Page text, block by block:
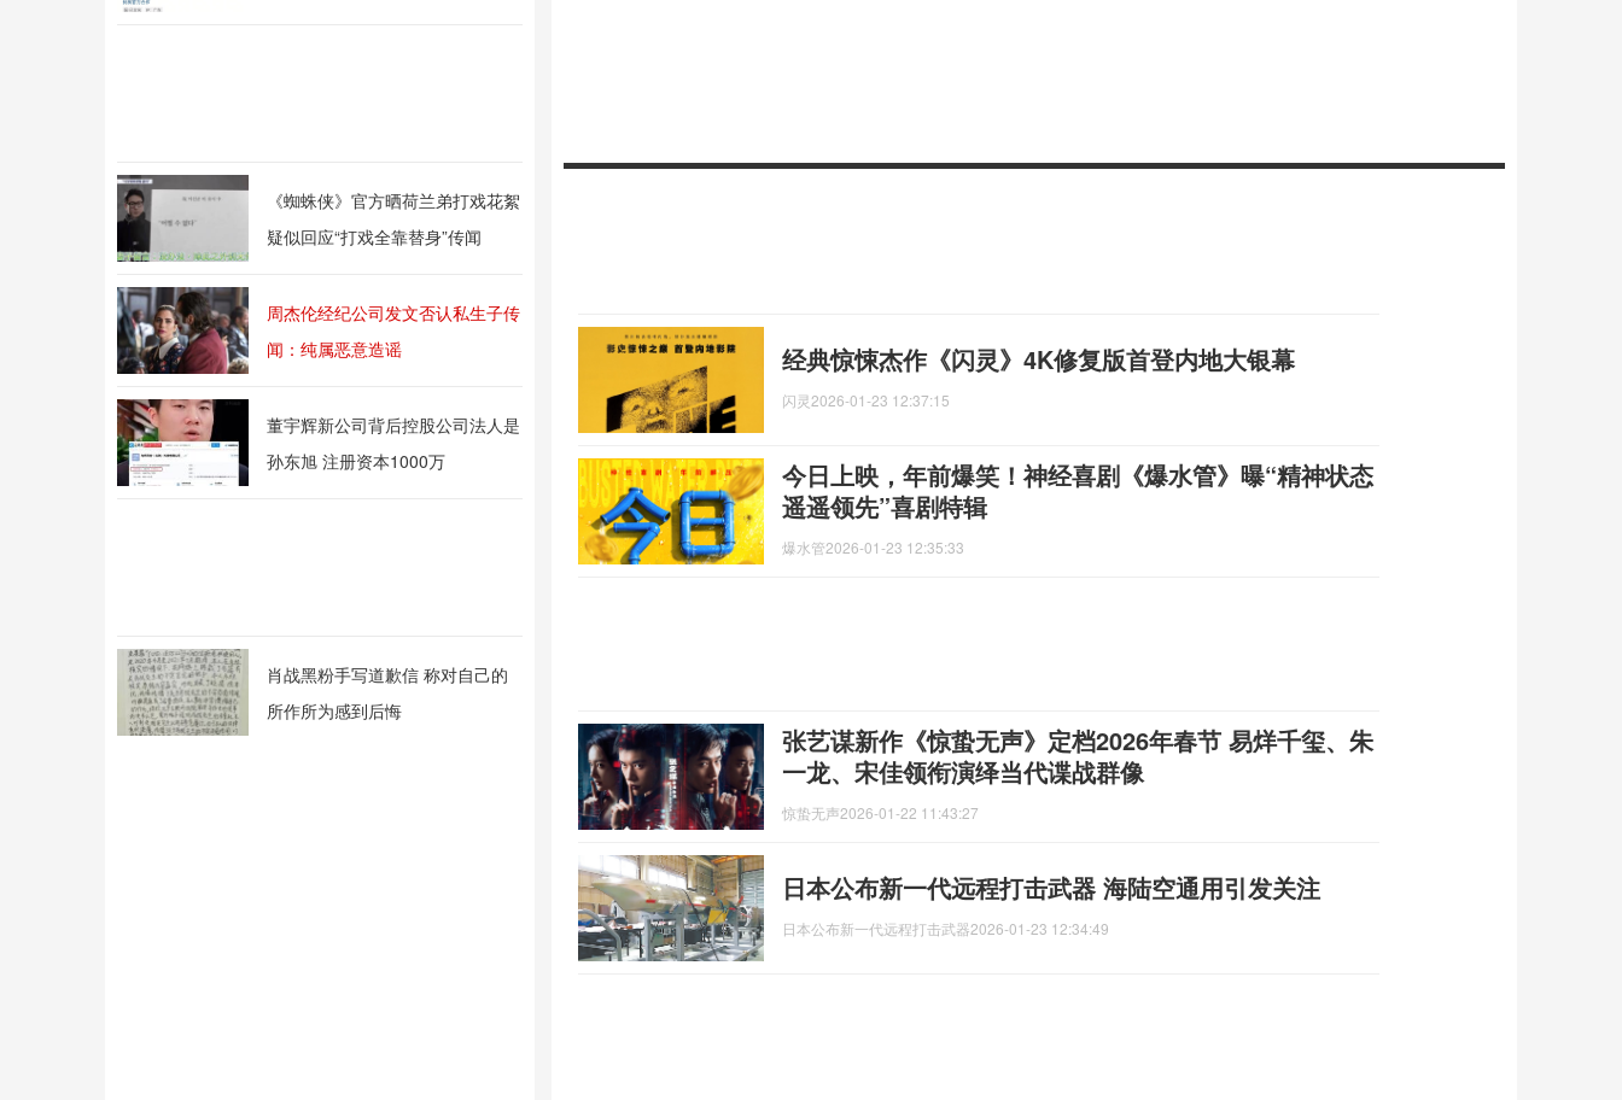
《蜘蛛侠》官方晒荷兰弟打戏花絮
疑似回应“打戏全靠替身”传闻
周杰伦经纪公司发文否认私生子传
闻：纯属恶意造谣
董宇辉新公司背后控股公司法人是
孙东旭 注册资本1000万
肖战黑粉手写道歉信 称对自己的
所作所为感到后悔
经典惊悚杰作《闪灵》4K修复版首登内地大银幕
闪灵2026-01-23 12:37:15
今日上映，年前爆笑！神经喜剧《爆水管》曝“精神状态
遥遥领先”喜剧特辑
爆水管2026-01-23 12:35:33
张艺谋新作《惊蛰无声》定档2026年春节 易烊千玺、朱
一龙、宋佳领衔演绎当代谍战群像
惊蛰无声2026-01-22 11:43:27
日本公布新一代远程打击武器 海陆空通用引发关注
日本公布新一代远程打击武器2026-01-23 12:34:49